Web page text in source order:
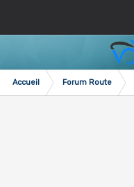
Accueil Forum Route